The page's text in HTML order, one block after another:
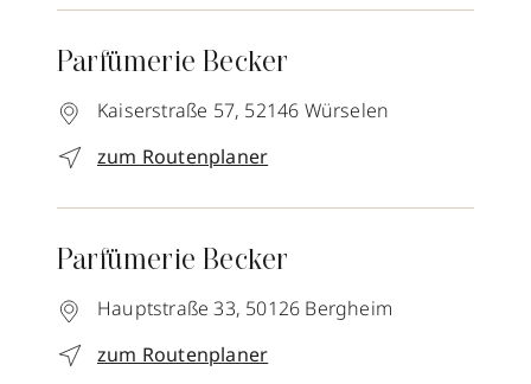
Parfümerie Becker
Kaiserstraße 57, 52146 Würselen
zum Routenplaner
Parfümerie Becker
Hauptstraße 33, 50126 Bergheim
zum Routenplaner